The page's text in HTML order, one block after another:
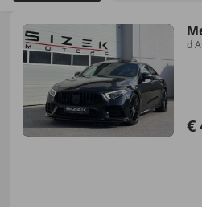
d
€